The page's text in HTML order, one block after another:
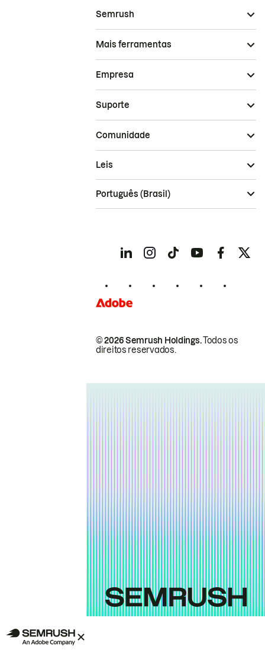
Semrush
Mais ferramentas
Empresa
Suporte
Comunidade
© 2026 Semrush Holdings.Todos os
direitos reservados.
Leis
Português (Brasil)